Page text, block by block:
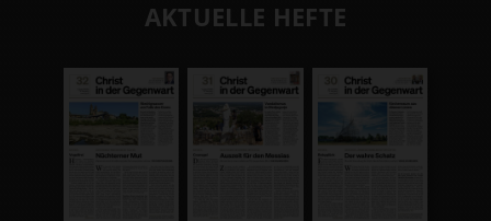
AKTUELLE HEFTE